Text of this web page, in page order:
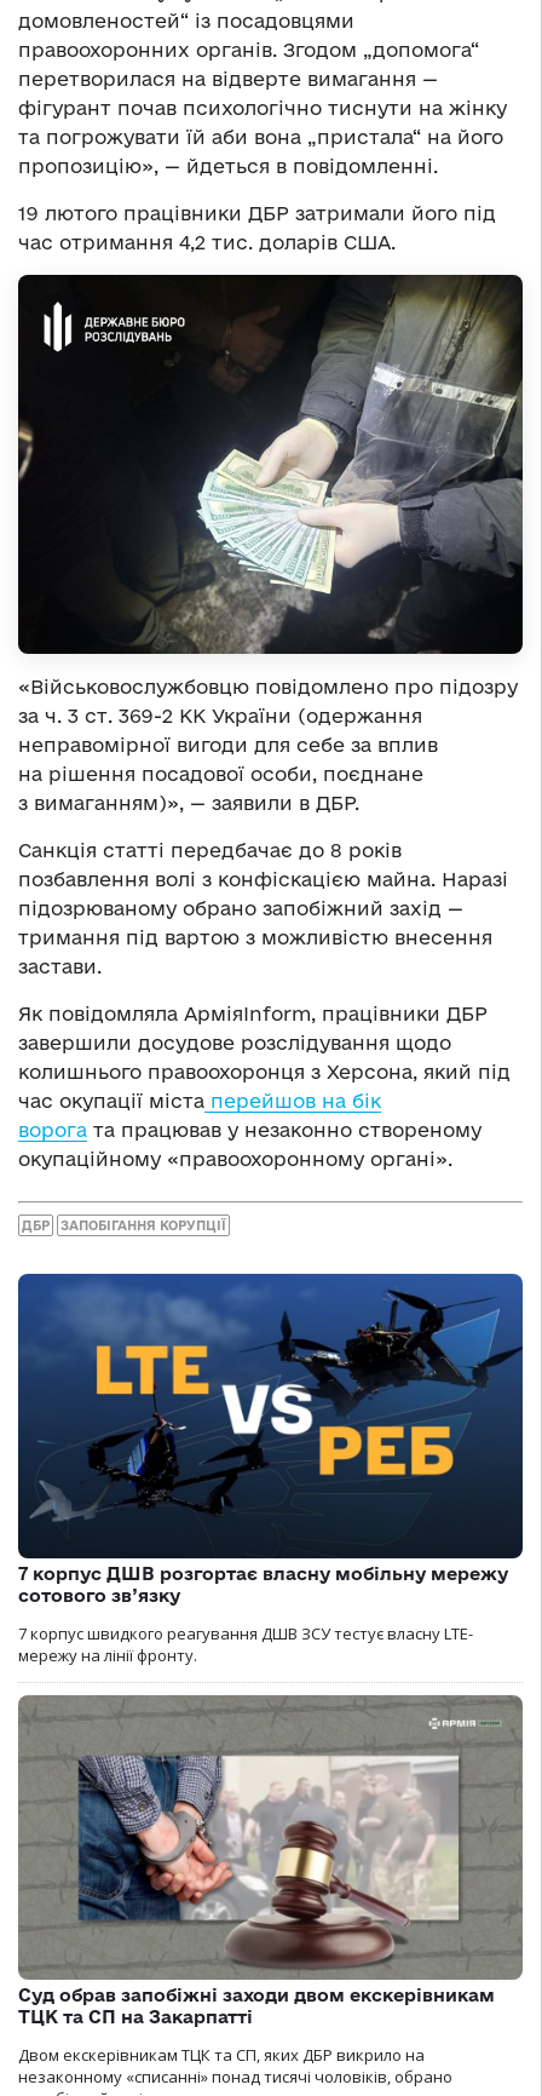
домовленостей“ із посадовцями
правоохоронних органів. Згодом „допомога“
перетворилася на відверте вимагання —
фігурант почав психологічно тиснути на жінку
та погрожувати їй аби вона „пристала“ на його
пропозицію», — йдеться в повідомленні.
19 лютого працівники ДБР затримали його під
час отримання 4,2 тис. доларів США.
«Військовослужбовцю повідомлено про підозру
за ч. 3 ст. 369-2 КК України (одержання
неправомірної вигоди для себе за вплив
на рішення посадової особи, поєднане
з вимаганням)», — заявили в ДБР.
Санкція статті передбачає до 8 років
позбавлення волі з конфіскацією майна. Наразі
підозрюваному обрано запобіжний захід —
тримання під вартою з можливістю внесення
застави.
Як повідомляла АрміяInform, працівники ДБР
завершили досудове розслідування щодо
колишнього правоохоронця з Херсона, який під
час окупації міста перейшов на бік
ворога та працював у незаконно створеному
окупаційному «правоохоронному органі».
ДБР ЗАПОБІГАННЯ КОРУПЦІЇ
7 корпус ДШВ розгортає власну мобільну мережу
сотового зв’язку
7 корпус швидкого реагування ДШВ ЗСУ тестує власну LTE-
мережу на лінії фронту.
Суд обрав запобіжні заходи двом екскерівникам
ТЦК та СП на Закарпатті
Двом екскерівникам ТЦК та СП, яких ДБР викрило на
незаконному «списанні» понад тисячі чоловіків, обрано